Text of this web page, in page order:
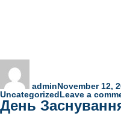
adminNovember 12,
UncategorizedLeave a
День